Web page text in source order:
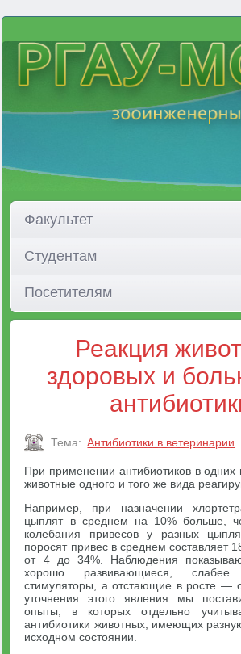
Факультет
Студентам
Посетителям
Реакция
здоровых и
Тема: Антибиотики в ветеринарии
При применении антибиотиков в одних
животные одного и того же вида
Например, при назначении
цыплят в среднем на 10% больше,
колебания привесов у разных
поросят привес в среднем составляет
от 4 до 34%. Наблюдения
хорошо развивающиеся,
стимуляторы, а отстающие в росте —
уточнения этого явления мы
опыты, в которых отдельно
антибиотики животных, имеющих
исходном состоянии.